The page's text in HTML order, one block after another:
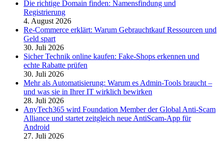
Die richtige Domain finden: Namensfindung und
Registrierung
4. August 2026
Re-Commerce erklärt: Warum Gebrauchtkauf Ressourcen und
Geld spart
30. Juli 2026
Sicher Technik online kaufen: Fake-Shops erkennen und
echte Rabatte prüfen
30. Juli 2026
Mehr als Automatisierung: Warum es Admin-Tools braucht –
und was sie in Ihrer IT wirklich bewirken
28. Juli 2026
AnyTech365 wird Foundation Member der Global Anti-Scam
Alliance und startet zeitgleich neue AntiScam-App für
Android
27. Juli 2026